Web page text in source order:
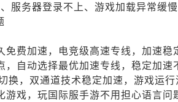
服务器登录不上、游戏加载异常缓
费加速，电竞级高速专线，加速稳
自动选择最优加速专线，稳定加速
换，双通道技术稳定加速，游戏运行
戏，玩国际服手游不用担心语言问